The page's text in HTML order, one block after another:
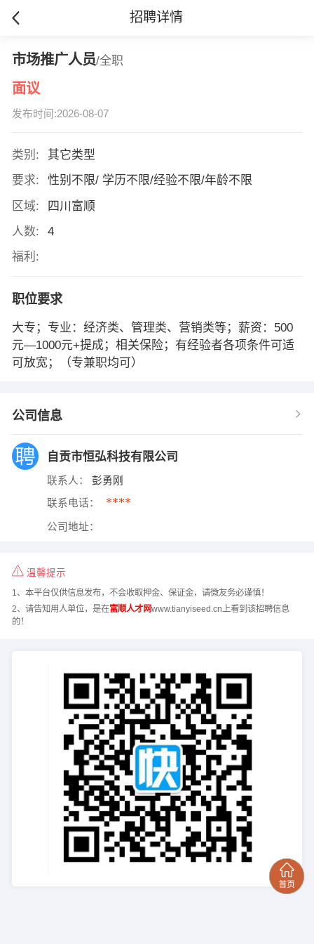
招聘详情
市场推广人员/全职
面议
发布时间:2026-08-07
类别:
其它类型
要求:
性别不限/ 学历不限/经验不限/年龄不限
区域:
四川富顺
人数:
4
福利:
职位要求
大专；专业：经济类、管理类、营销类等；薪资：500
元—1000元+提成；相关保险；有经验者各项条件可适
可放宽；（专兼职均可）
公司信息
自贡市恒弘科技有限公司
联系人： 彭勇刚
联系电话： ****
公司地址：
温馨提示
1、本平台仅供信息发布，不会收取押金、保证金，请微友务必谨慎！
2、请告知用人单位，是在富顺人才网www.tianyiseed.cn上看到该招聘信息
的！